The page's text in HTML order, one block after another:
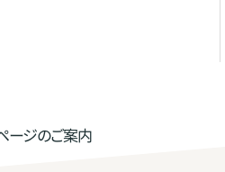
ージのご案内